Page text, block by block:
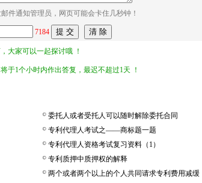
件通知管理员，网页可能会卡住几秒钟！
7184
大家可以一起探讨哦 ！
于1个小时内作出答复，最迟不超过1天 ！
委托人或者受托人可以随时解除委托合同
专利代理人考试之——商标题一题
专利代理人资格考试复习资料（1）
专利质押中质押权的解释
两个或者两个以上的个人共同请求专利费用减缓